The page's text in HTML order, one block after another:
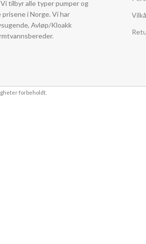
tilbyr alle typer pumper og
i Norge. Vi har
Avløp/Kloakk
forbeholdt.